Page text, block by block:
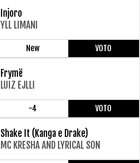
Injoro
YLL LIMANI
New VOTO
Frymë
LUIZ EJLLI
-4 VOTO
Shake It (Kanga e Drake)
MC KRESHA AND LYRICAL SON